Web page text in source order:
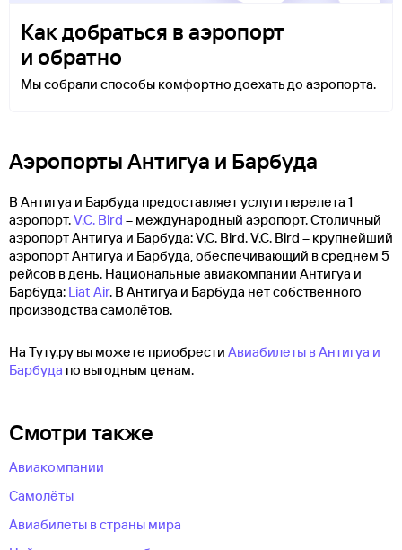
Как добраться в аэропорт
и обратно
Мы собрали способы комфортно доехать до аэропорта.
Аэропорты Антигуа и Барбуда
В Антигуа и Барбуда предоставляет услуги перелета 1
аэропорт.V.C. Bird – международный аэропорт. Столичный
аэропорт Антигуа и Барбуда: V.C. Bird. V.C. Bird – крупнейший
аэропорт Антигуа и Барбуда, обеспечивающий в среднем 5
рейсов в день. Национальные авиакомпании Антигуа и
Барбуда: Liat Air. В Антигуа и Барбуда нет собственного
производства самолётов.
На Туту.ру вы можете приобрести Авиабилеты в Антигуа и
Барбуда по выгодным ценам.
Смотри также
Авиакомпании
Самолёты
Авиабилеты в страны мира